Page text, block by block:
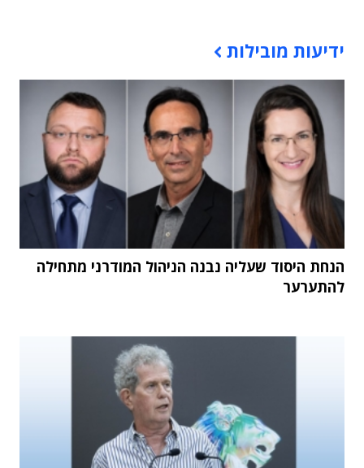
ידיעות מובילות
הנחת היסוד שעליה נבנה הניהול המודרני מתחילה
להתערער